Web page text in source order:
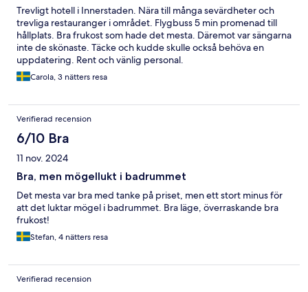
Trevligt hotell i Innerstaden. Nära till många sevärdheter och
trevliga restauranger i området. Flygbuss 5 min promenad till
hållplats. Bra frukost som hade det mesta. Däremot var sängarna
inte de skönaste. Täcke och kudde skulle också behöva en
uppdatering. Rent och vänlig personal.
Carola, 3 nätters resa
Verifierad recension
6/10 Bra
11 nov. 2024
Bra, men mögellukt i badrummet
Det mesta var bra med tanke på priset, men ett stort minus för
att det luktar mögel i badrummet. Bra läge, överraskande bra
frukost!
Stefan, 4 nätters resa
Verifierad recension